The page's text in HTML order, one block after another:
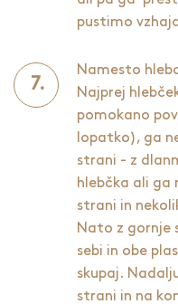
pustimo
Namesto
Najprej
pomokano
lopatko), ga
strani - z
hlebčka ali ga
strani in
Nato z gornje
sebi in obe
skupaj.
strani in na